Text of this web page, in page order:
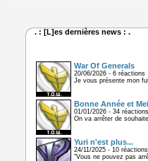
. : [L]es dernières news : .
War Of Generals
20/06/2026 - 6 réactions
Je vous présente mon
Bonne Année et
01/01/2026 - 34 réactions
On va arrêter de
Yuri n'est plus...
24/11/2025 - 10 réactions
"Vous ne pouvez pas